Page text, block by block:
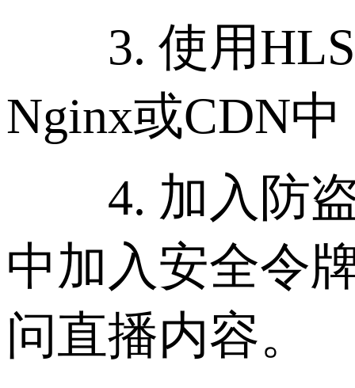
3. 使用HLS
Nginx或CDN
4. 加入防盗
中加入安全令
问直播内容。